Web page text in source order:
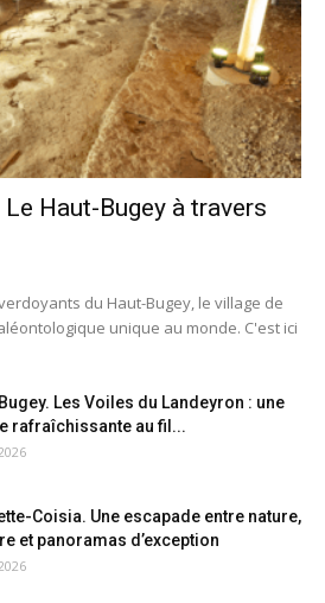
Haut-Bugey à travers
du Haut-Bugey, le village de
unique au monde. C'est ici
Les Voiles du Landeyron : une
rafraîchissante au fil...
Coisia. Une escapade entre nature,
et panoramas d’exception